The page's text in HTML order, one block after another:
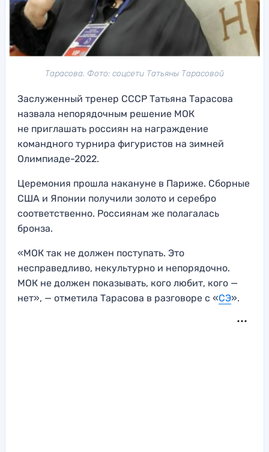
Тарасова. Фото: соцсети Татьяны Тарасовой
Заслуженный тренер СССР Татьяна Тарасова
назвала непорядочным решение МОК
не приглашать россиян на награждение
командного турнира фигуристов на зимней
Олимпиаде-2022.
Церемония прошла накануне в Париже. Сборные
США и Японии получили золото и серебро
соответственно. Россиянам же полагалась
бронза.
«МОК так не должен поступать. Это
несправедливо, некультурно и непорядочно.
МОК не должен показывать, кого любит, кого —
нет», — отметила Тарасова в разговоре с «СЭ».